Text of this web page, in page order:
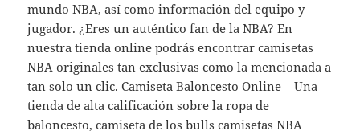
mundo NBA, así como información del equipo y
jugador. ¿Eres un auténtico fan de la NBA? En
nuestra tienda online podrás encontrar camisetas
NBA originales tan exclusivas como la mencionada a
tan solo un clic. Camiseta Baloncesto Online – Una
tienda de alta calificación sobre la ropa de
baloncesto, camiseta de los bulls camisetas NBA